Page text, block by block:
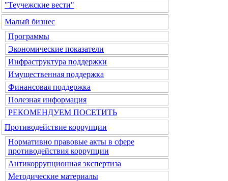
"Теучежские вести"
Малый бизнес
Программы
Экономические показатели
Инфраструктура поддержки
Имущественная поддержка
Финансовая поддержка
Полезная информация
РЕКОМЕНДУЕМ ПОСЕТИТЬ
Противодействие коррупции
Нормативно правовые акты в сфере
противодействия коррупции
Антикоррупционная экспертиза
Методические материалы